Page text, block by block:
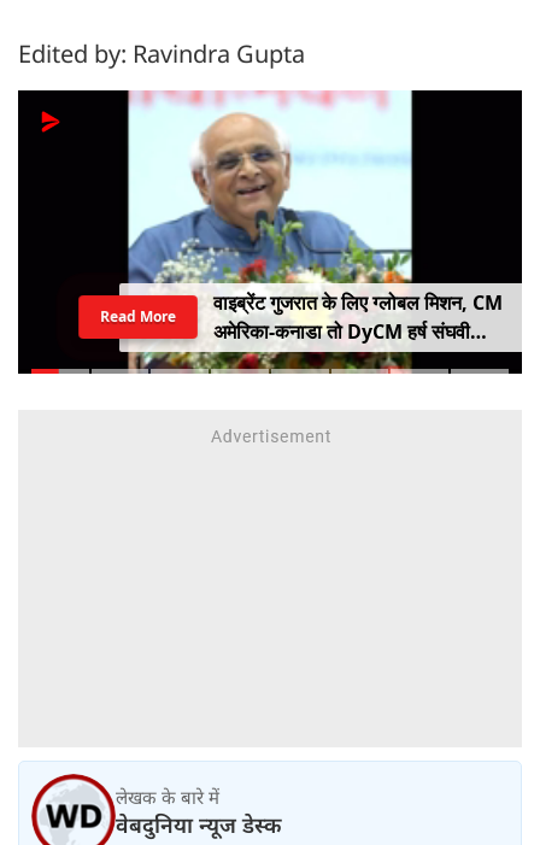
Edited by: Ravindra Gupta
वाइब्रेंट गुजरात के लिए ग्लोबल मिशन, CM
अमेरिका-कनाडा तो DyCM हर्ष संघवी
संभालेंगे जापान-यूरोप का मोर्चा
Read More
लेखक के बारे में
वेबदुनिया न्यूज डेस्क